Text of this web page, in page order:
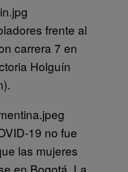
frente al
carrera 7 en
Holguín
19 no fue
las mujeres
en Bogotá. La